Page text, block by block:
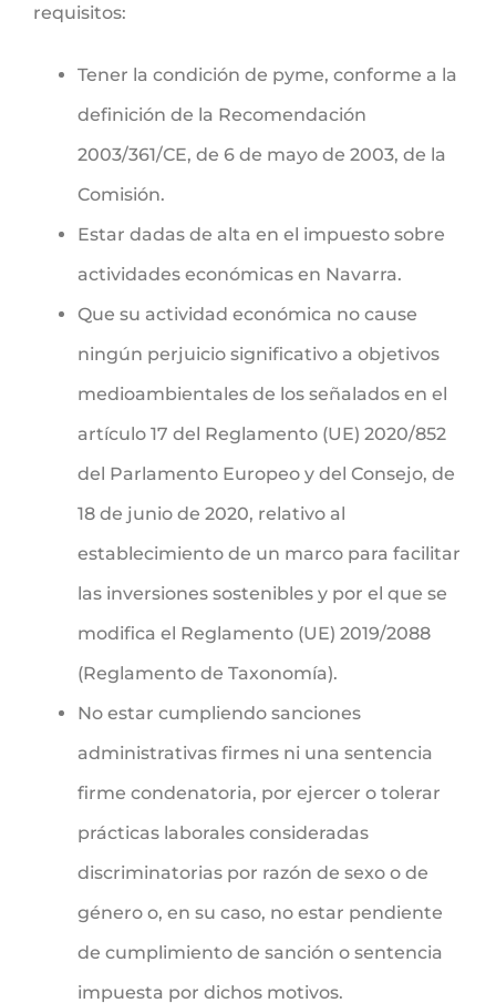
requisitos:
Tener la condición de pyme, conforme a la
definición de la Recomendación
2003/361/CE, de 6 de mayo de 2003, de la
Comisión.
Estar dadas de alta en el impuesto sobre
actividades económicas en Navarra.
Que su actividad económica no cause
ningún perjuicio significativo a objetivos
medioambientales de los señalados en el
artículo 17 del Reglamento (UE) 2020/852
del Parlamento Europeo y del Consejo, de
18 de junio de 2020, relativo al
establecimiento de un marco para facilitar
las inversiones sostenibles y por el que se
modifica el Reglamento (UE) 2019/2088
(Reglamento de Taxonomía).
No estar cumpliendo sanciones
administrativas firmes ni una sentencia
firme condenatoria, por ejercer o tolerar
prácticas laborales consideradas
discriminatorias por razón de sexo o de
género o, en su caso, no estar pendiente
de cumplimiento de sanción o sentencia
impuesta por dichos motivos.